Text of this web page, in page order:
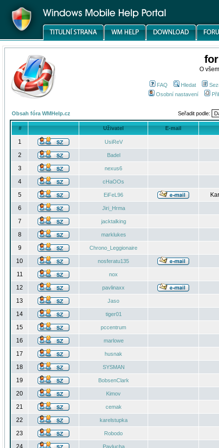
O
FAQ Hledat
Osobní nastavení
Obsah fóra WMHelp.cz Seřadit podle:
# Uživatel E-mail
1 UsiReV
2 Badel
3 nexus6
4 cHaOOs
5 EiFeL96
6
Jiri_Hrma
7 jacktalking
8 marklukes
9 Chrono_Leggionaire
10 nosferatu135
11 nox
12 pavlinaxx
13 Jaso
14 tiger01
15 pccentrum
16 marlowe
17 husnak
18 SYSMAN
19 BobsenClark
20 Kimov
21 cemak
22 karelstupka
23 Robodo
24 Pavlucha